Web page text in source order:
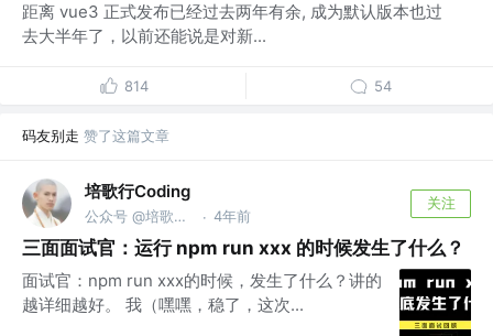
距离 vue3 正式发布已经过去两年有余, 成为默认版本也过
去大半年了，以前还能说是对新...
814 54
码友别走 赞了这篇文章
培歌行Coding
公众号 @培歌行Coding · 4年前
关注
三面面试官：运行 npm run xxx 的时候发生了什么？
面试官：npm run xxx的时候，发生了什么？讲的
越详细越好。 我（嘿嘿，稳了，这次...